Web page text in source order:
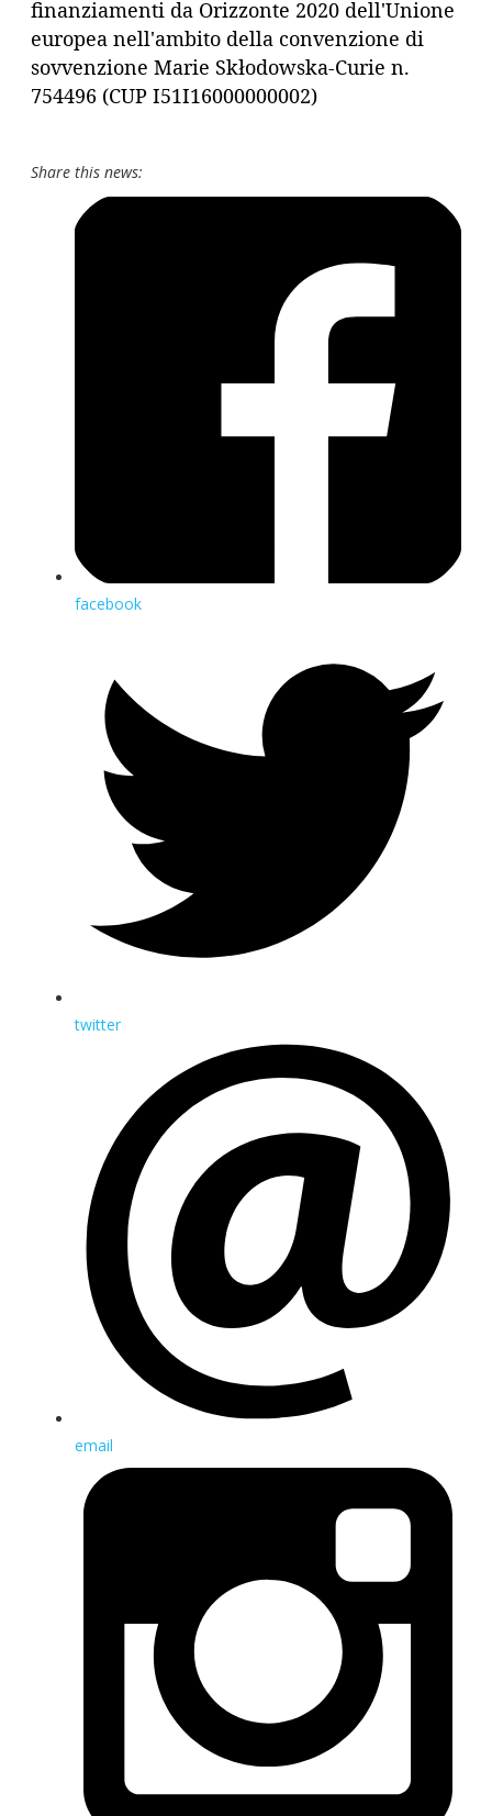
finanziamenti da Orizzonte 2020 dell'Unione
europea nell'ambito della convenzione di
sovvenzione Marie Skłodowska-Curie n.
754496 (CUP I51I16000000002)
Share this news:
facebook
twitter
email